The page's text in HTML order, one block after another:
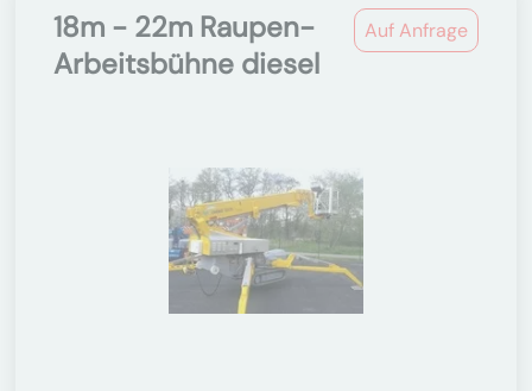
Auf Anfrage
18m - 22m Raupen-
Arbeitsbühne diesel